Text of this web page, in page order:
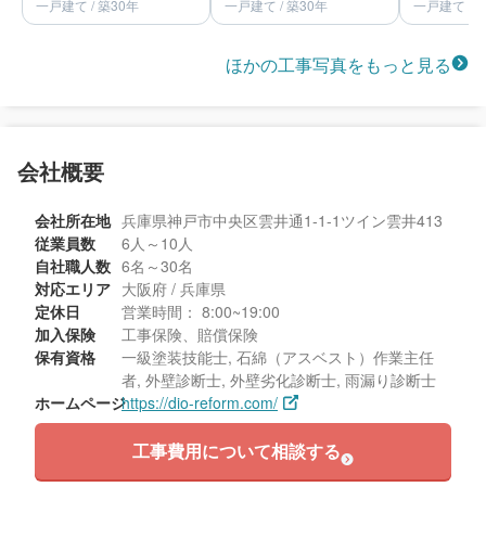
一戸建て / 築30年 一戸建て / 築30年 一戸建て /
ほかの工事写真をもっと見る
会社概要
会社所在地 兵庫県神戸市中央区雲井通1-1-1ツイン雲井413
従業員数
6人～10人
自社職人数 6名～30名
対応エリア 大阪府 / 兵庫県
定休日
営業時間： 8:00~19:00
加入保険
工事保険、賠償保険
保有資格
一級塗装技能士, 石綿（アスベスト）作業主任
者, 外壁診断士, 外壁劣化診断士, 雨漏り診断士
ホームページhttps://dio-reform.com/
工事費用について相談する